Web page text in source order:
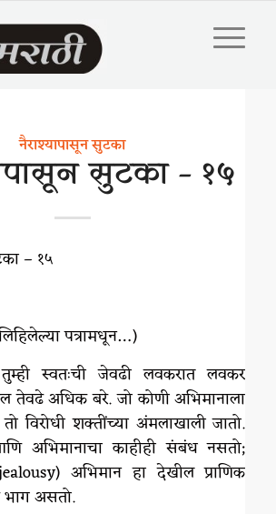
नैराश्यापासून सुटका
सुटका – १५
– १५
पत्रामधून…)
स्वतःची जेवढी लवकरात लवकर
तेवढे अधिक बरे. जो कोणी अभिमानाला
विरोधी शक्तींच्या अंमलाखाली जातो.
अभिमानाचा काहीही संबंध नसतो;
अभिमान हा देखील प्राणिक
असतो.